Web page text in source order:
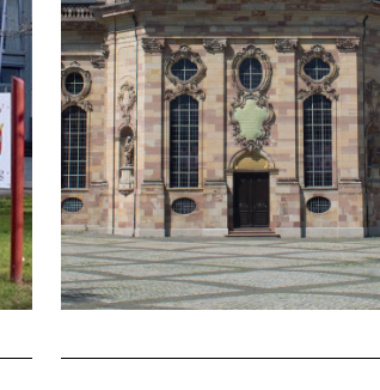
[ Ludwigskirche ]
Saarbrücken